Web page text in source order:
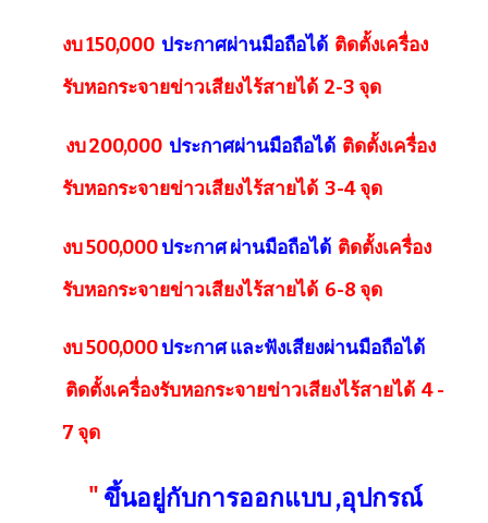
งบ 150,000ประกาศผ่านมือถือได้ ติดตั้งเครื่อง
รับหอกระจายข่าวเสียงไร้สายได้ 2-3 จุด
งบ 200,000ประกาศผ่านมือถือได้ ติดตั้งเครื่อง
รับหอกระจายข่าวเสียงไร้สายได้ 3-4 จุด
งบ 500,000ประกาศ ผ่านมือถือได้ ติดตั้งเครื่อง
รับหอกระจายข่าวเสียงไร้สายได้ 6-8 จุด
งบ 500,000ประกาศ และฟังเสียงผ่านมือถือได้
ติดตั้งเครื่องรับหอกระจายข่าวเสียงไร้สายได้ 4 -
7 จุด
" ขึ้นอยู่กับการออกแบบ ,อุปกรณ์